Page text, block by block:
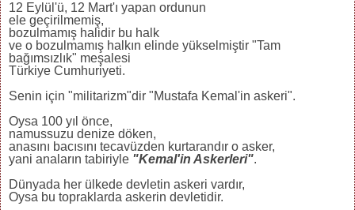
12 Eylül'ü, 12 Mart'ı yapan ordunun
ele geçirilmemiş,
bozulmamış halidir bu halk
ve o bozulmamış halkın elinde yükselmiştir "Tam
bağımsızlık" meşalesi
Türkiye Cumhuriyeti.
Senin için "militarizm"dir "Mustafa Kemal'in askeri".
Oysa 100 yıl önce,
namussuzu denize döken,
anasını bacısını tecavüzden kurtarandır o asker,
yani anaların tabiriyle "Kemal'in Askerleri".
Dünyada her ülkede devletin askeri vardır,
Oysa bu topraklarda askerin devletidir.